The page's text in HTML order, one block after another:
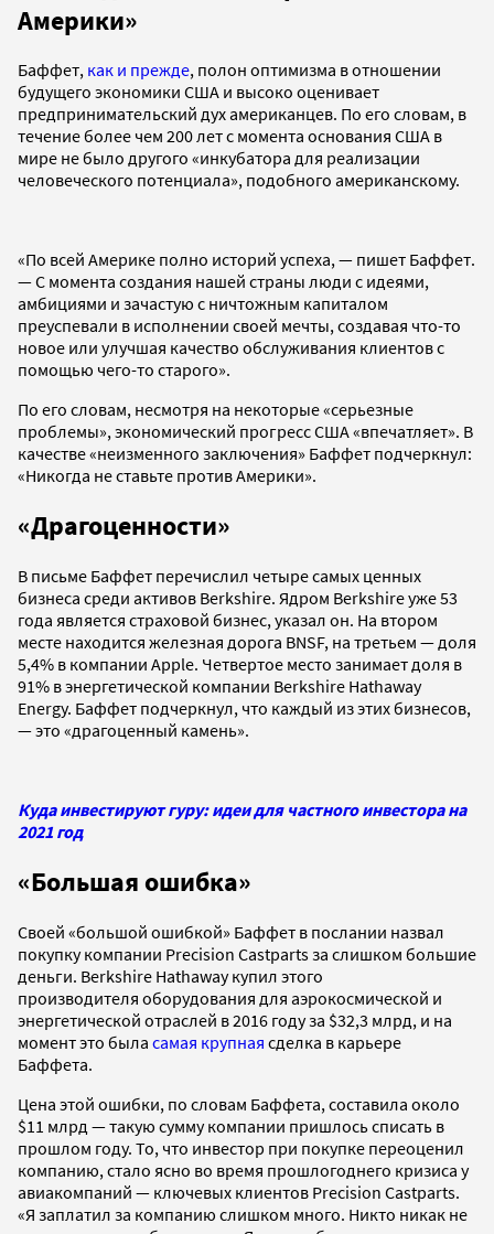
Америки»
Баффет, как и прежде, полон оптимизма в отношении
будущего экономики США и высоко оценивает
предпринимательский дух американцев. По его словам, в
течение более чем 200 лет с момента основания США в
мире не было другого «инкубатора для реализации
человеческого потенциала», подобного американскому.
«По всей Америке полно историй успеха, — пишет Баффет.
— С момента создания нашей страны люди с идеями,
амбициями и зачастую с ничтожным капиталом
преуспевали в исполнении своей мечты,создавая что-то
новое или улучшая качество обслуживания клиентов с
помощью чего-то старого».
По его словам, несмотря на некоторые «серьезные
проблемы», экономический прогресс США «впечатляет». В
качестве «неизменного заключения» Баффет подчеркнул:
«Никогда не ставьте против Америки».
«Драгоценности»
В письме Баффет перечислил четыре самых ценных
бизнеса среди активов Berkshire. Ядром Berkshire уже 53
года является страховой бизнес, указал он. На втором
месте находится железная дорога BNSF, на третьем — доля
5,4% в компании Apple. Четвертое место занимает доля в
91% в энергетической компании Berkshire Hathaway
Energy. Баффет подчеркнул, что каждый из этих бизнесов,
— это «драгоценный камень».
Куда инвестируют гуру: идеи для частного инвестора на
2021 год
«Большая ошибка»
Своей «большой ошибкой» Баффет в послании назвал
покупку компании Precision Castparts за слишком большие
деньги. Berkshire Hathaway купил этого
производителя оборудования для аэрокосмической и
энергетической отраслей в 2016 году за $32,3 млрд, и на
момент это была самая крупная сделка в карьере
Баффета.
Цена этой ошибки, по словам Баффета, составила около
$11 млрд — такую сумму компании пришлось списать в
прошлом году. То, что инвестор при покупке переоценил
компанию, стало ясно во время прошлогоднего кризиса у
авиакомпаний — ключевых клиентов Precision Castparts.
«Я заплатил за компанию слишком много. Никто никак не